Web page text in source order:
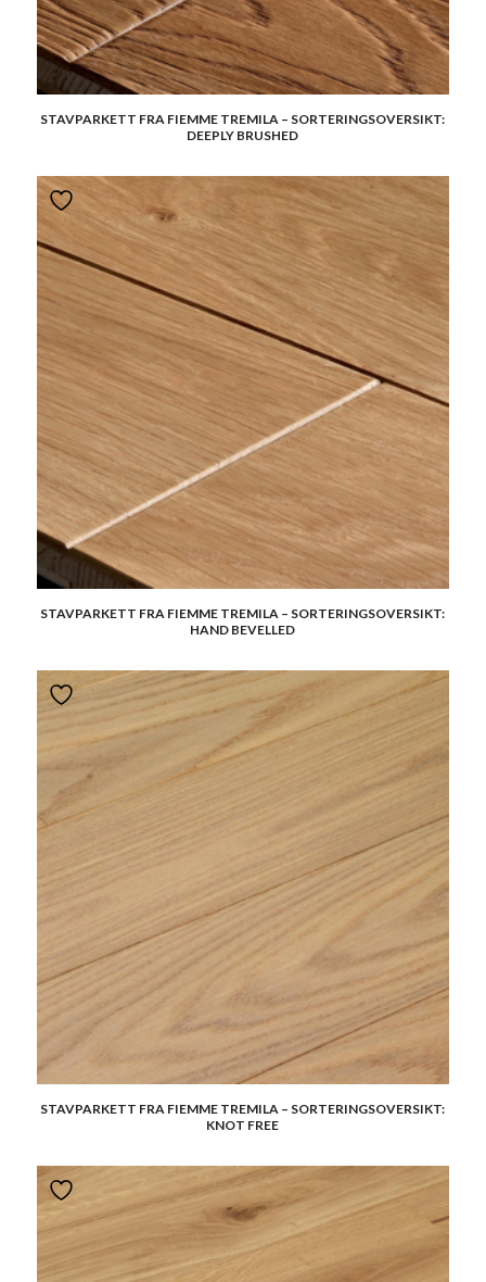
STAVPARKETT FRA FIEMME TREMILA – SORTERINGSOVERSIKT:
DEEPLY BRUSHED
STAVPARKETT FRA FIEMME TREMILA – SORTERINGSOVERSIKT:
HAND BEVELLED
STAVPARKETT FRA FIEMME TREMILA – SORTERINGSOVERSIKT:
KNOT FREE